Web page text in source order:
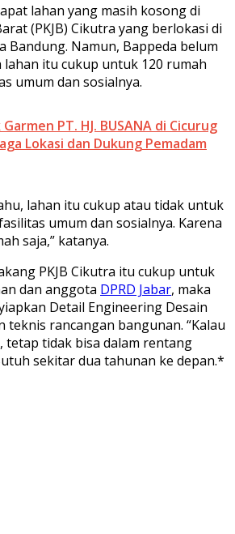
lahan yang masih kosong di
(PKJB) Cikutra yang berlokasi di
Bandung. Namun, Bappeda belum
itu cukup untuk 120 rumah
umum dan sosialnya.
PT. HJ. BUSANA di Cicurug
Lokasi dan Dukung Pemadam
lahan itu cukup atau tidak untuk
umum dan sosialnya. Karena
saja,” katanya.
PKJB Cikutra itu cukup untuk
dan anggota DPRD Jabar, maka
Detail Engineering Desain
teknis rancangan bangunan. “Kalau
tetap tidak bisa dalam rentang
sekitar dua tahunan ke depan.*